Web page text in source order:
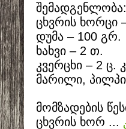
შემადგენლობა:
ცხვრის ხორცი
დუმა – 100 გრ.
ხახვი – 2 თ.
კვერცხი – 2 ც.
მარილი,
მომზადების
ცხვრის ხორ ...